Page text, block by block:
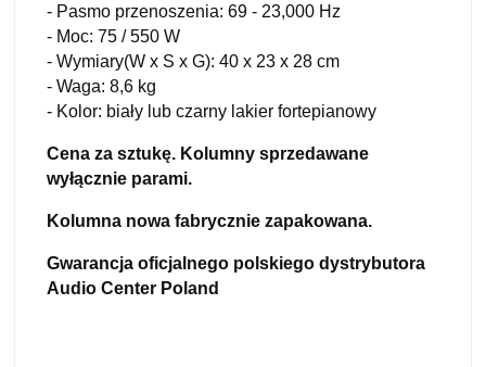
- Pasmo przenoszenia: 69 - 23,000 Hz
- Moc: 75 / 550 W
- Wymiary(W x S x G): 40 x 23 x 28 cm
- Waga: 8,6 kg
- Kolor: biały lub czarny lakier fortepianowy
Cena za sztukę. Kolumny sprzedawane
wyłącznie parami.
Kolumna nowa fabrycznie zapakowana.
Gwarancja oficjalnego polskiego dystrybutora
Audio Center Poland